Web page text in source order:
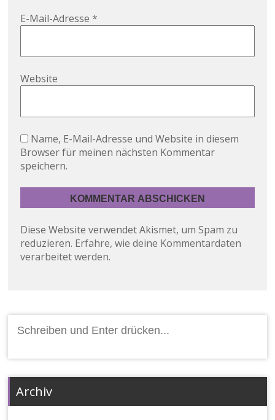
E-Mail-Adresse*
Website
Name, E-Mail-Adresse und Website in diesem
Browser für meinen nächsten Kommentar
speichern.
Diese Website verwendet Akismet, um Spam zu
reduzieren. Erfahre, wie deine Kommentardaten
verarbeitet werden.
nach:
Archiv